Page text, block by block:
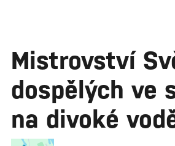
Mistrovství
dospělých ve
na divoké